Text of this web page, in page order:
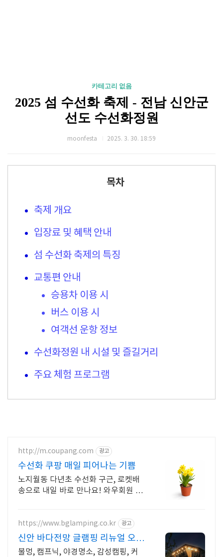
카테고리 없음
2025 섬 수선화 축제 - 전남 신안군
선도 수선화정원
moonfesta 2025. 3. 30. 18:59
목차
축제 개요
입장료 및 혜택 안내
섬 수선화 축제의 특징
교통편 안내
승용차 이용 시
버스 이용 시
여객선 운항 정보
수선화정원 내 시설 및 즐길거리
주요 체험 프로그램
http://m.coupang.com 광고
수선화 쿠팡 매일 피어나는 기쁨
노지월동 다년초 수선화 구근, 로켓배
송으로 내일 바로 만나요! 와우회원 무
https://www.bglamping.co.kr 광고
신안 바다전망 글램핑 리뉴얼 오
픈!
불멍, 캠프닉, 야경명소, 감성캠핑, 커